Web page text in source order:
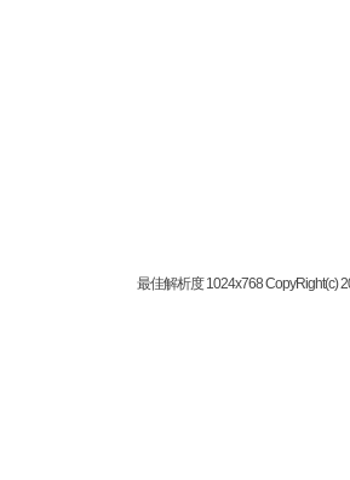
最佳解析度 1024x768 CopyRight(c)